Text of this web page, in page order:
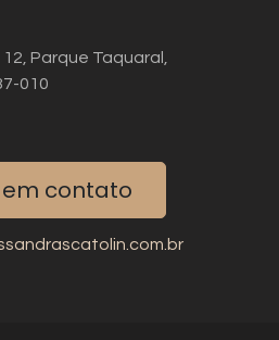
em contato
Parque Taquaral,
010